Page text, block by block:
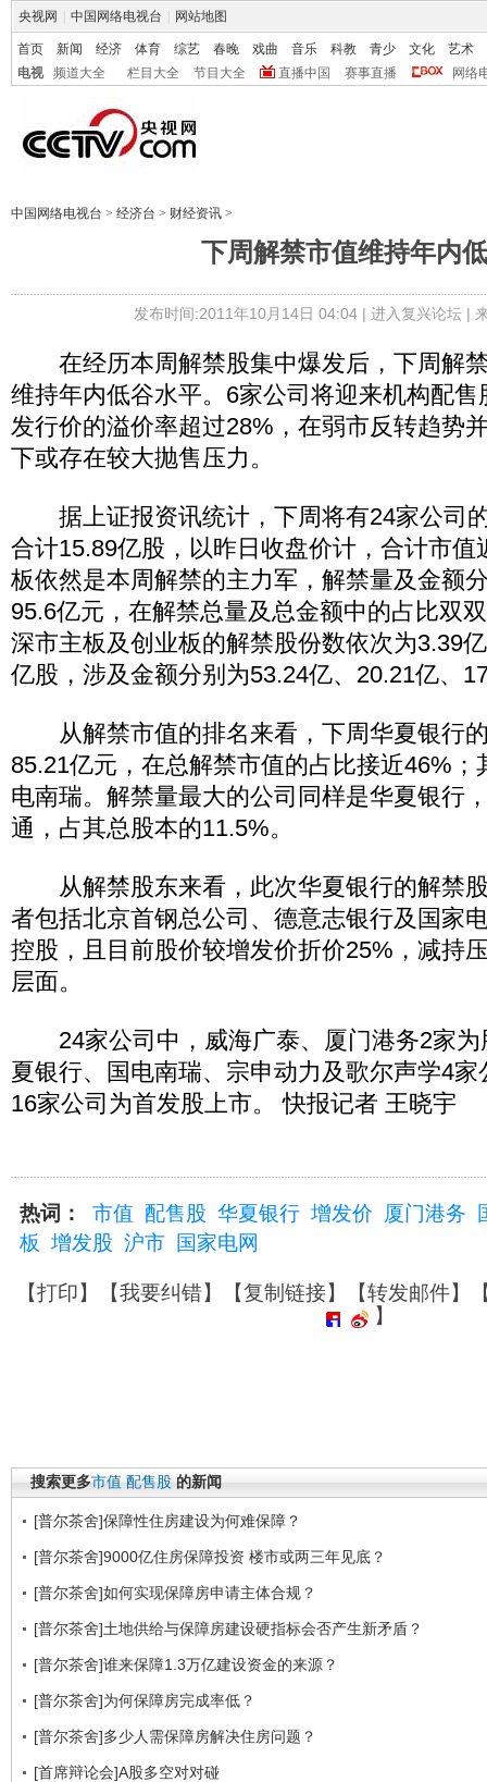
央视网 中国网络电视台 网站地图
首页 新闻 经济 体育 综艺 春晚 戏曲 音乐 科教 青少 文化
艺术
电视
频道大全 栏目大全 节目大全 直播中国 赛事直播 网络
中国网络电视台 > 经济台 > 财经资讯 >
下周解禁市值维持年内
发布时间:2011年10月14日 04:04 | 进入复兴论坛|
在经历本周解禁股集中爆发后，下周解
维持年内低谷水平。6家公司将迎来机构配
发行价的溢价率超过28%，在弱市反转趋势
下或存在较大抛售压力。
据上证报资讯统计，下周将有24家公司
合计15.89亿股，以昨日收盘价计，合计市值
板依然是本周解禁的主力军，解禁量及金额
95.6亿元，在解禁总量及总金额中的占比双
深市主板及创业板的解禁股份数依次为3.39
亿股，涉及金额分别为53.24亿、20.21亿、
从解禁市值的排名来看，下周华夏银行
85.21亿元，在总解禁市值的占比接近46%；
电南瑞。解禁量最大的公司同样是华夏银行
通，占其总股本的11.5%。
从解禁股东来看，此次华夏银行的解禁
者包括北京首钢总公司、德意志银行及国家
控股，且目前股价较增发价折价25%，减持
层面。
24家公司中，威海广泰、厦门港务2家为
夏银行、国电南瑞、宗申动力及歌尔声学4
16家公司为首发股上市。 快报记者 王晓宇
热词： 市值 配售股 华夏银行 增发价 厦门港务
板 增发股 沪市 国家电网
【打印】【我要纠错】【复制链接】【转发邮件】
】
搜索更多市值 配售股 的新闻
[普尔茶舍]保障性住房建设为何难保障？
[普尔茶舍]9000亿住房保障投资 楼市或两三年见底？
[普尔茶舍]如何实现保障房申请主体合规？
[普尔茶舍]土地供给与保障房建设硬指标会否产生新矛盾？
[普尔茶舍]谁来保障1.3万亿建设资金的来源？
[普尔茶舍]为何保障房完成率低？
[普尔茶舍]多少人需保障房解决住房问题？
[首席辩论会]A股多空对对碰